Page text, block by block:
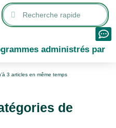
administrés par
3 articles en même temps
de